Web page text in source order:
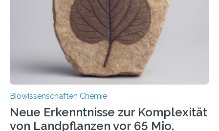
Saccharomyces cerevisiae entdeckt, der für die
Funktionsfähigkeit der Organellen entscheidend ist. Die
Studie wurde am 28. Oktober 2025 in der
Fachzeitschrift…
Biowissenschaften Chemie
Neue Erkenntnisse zur Komplexität
von Landpflanzen vor 65 Mio.